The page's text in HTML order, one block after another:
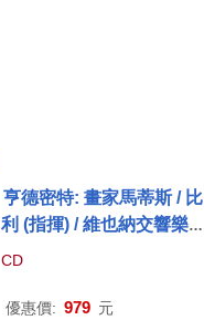
亨德密特: 畫家馬蒂斯 / 比
利 (指揮) / 維也納交響樂團
/ 斯洛伐
r Maler / Billy (conducto
CD
優惠價: 979 元